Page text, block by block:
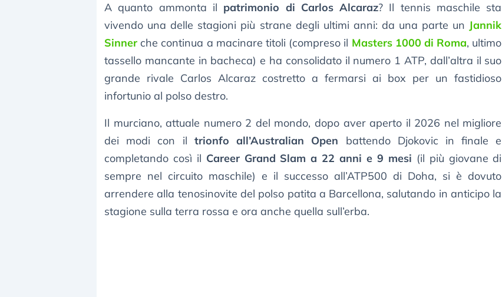
A quanto ammonta il patrimonio di Carlos Alcaraz? Il tennis maschile sta
vivendo una delle stagioni più strane degli ultimi anni: da una parte un Jannik
Sinner che continua a macinare titoli (compreso il Masters 1000 di Roma, ultimo
tassello mancante in bacheca) e ha consolidato il numero 1 ATP, dall’altra il suo
grande rivale Carlos Alcaraz costretto a fermarsi ai box per un fastidioso
infortunio al polso destro.
Il murciano, attuale numero 2 del mondo, dopo aver aperto il 2026 nel migliore
dei modi con il trionfo all’Australian Open battendo Djokovic in finale e
completando così il Career Grand Slam a 22 anni e 9 mesi (il più giovane di
sempre nel circuito maschile) e il successo all’ATP500 di Doha, si è dovuto
arrendere alla tenosinovite del polso patita a Barcellona, salutando in anticipo la
stagione sulla terra rossa e ora anche quella sull’erba.